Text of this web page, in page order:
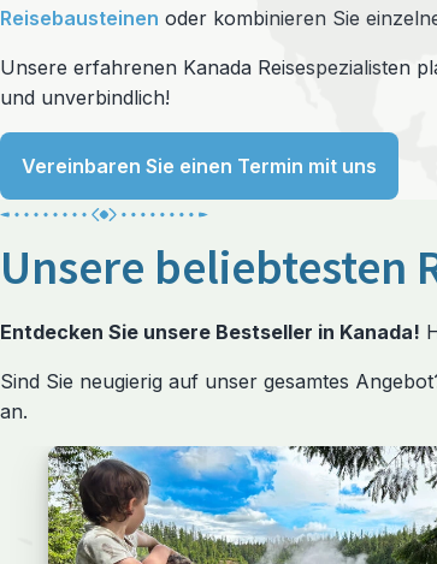
Reisebausteinen oder kombinieren Sie
Unsere erfahrenen Kanada Reisespezialisten
und unverbindlich!
Vereinbaren Sie einen Termin mit uns
Unsere beliebtesten
Entdecken Sie unsere Bestseller in Kanada!
Sind Sie neugierig auf unser gesamtes
an.